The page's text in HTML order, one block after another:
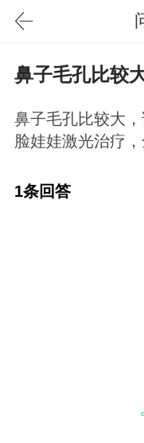
鼻子毛孔比较
鼻子毛孔比较大
脸娃娃激光治疗
1条回答